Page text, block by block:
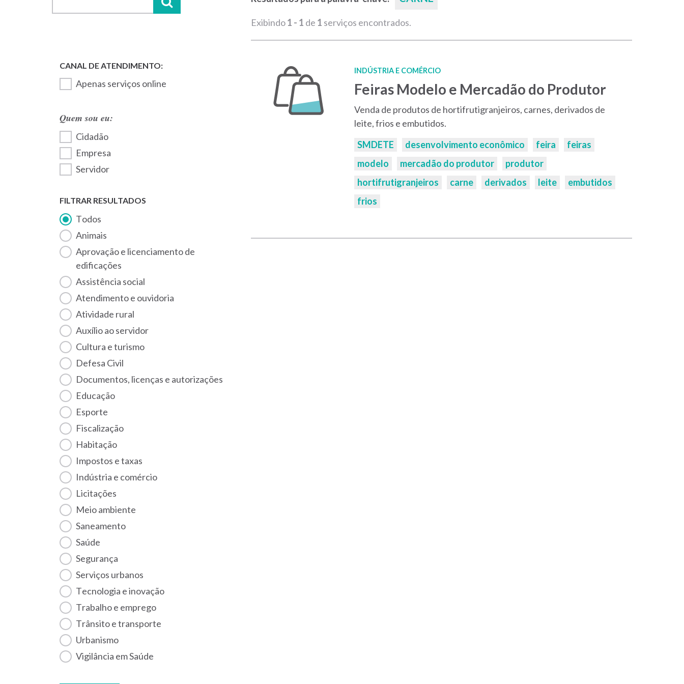
Apenas serviços online
Quem sou eu:
Cidadão
Empresa
Servidor
FILTRAR RESULTADOS
Todos
Animais
Aprovação e licenciamento de
edificações
Assistência social
Atendimento e ouvidoria
Atividade rural
Auxílio ao servidor
Cultura e turismo
Defesa Civil
Documentos, licenças e autorizações
Educação
Esporte
Fiscalização
habitação
Impostos e taxas
Indústria e comércio
Licitações
Meio ambiente
Saneamento
Saúde
Segurança
Serviços urbanos
Tecnologia e inovação
Trabalho e emprego
Trânsito e transporte
Urbanismo
Vigilância em Saúde
Exibindo1 - 1 de 1 serviços encontrados.
INDÚSTRIA E COMÉRCIO
Feiras Modelo e Mercadão do Produtor
Venda de produtos de hortifrutigranjeiros, carnes, derivados de
leite, frios e embutidos.
Palavras-
chaves:
SMDETE desenvolvimento econômico feira
feiras
modelo
mercadão do produtor
produtor
hortifrutigranjeiros
carne derivados leite
embutidos
frios